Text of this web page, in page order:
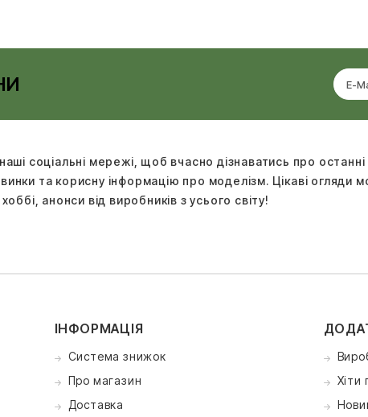
соціальні мережі, щоб вчасно дізнаватись про останні
та корисну інформацію про моделізм. Цікаві огляди
анонси від виробників з усього світу!
ІНФОРМАЦІЯ
Система знижок
Про магазин
Доставка
Хіти